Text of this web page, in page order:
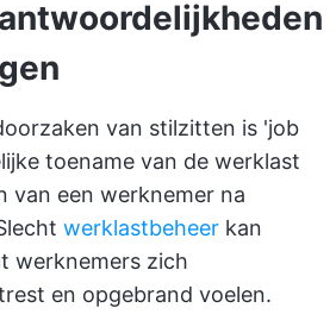
van stilzitten is 'job
toename van de werklast
van een werknemer na
werklastbeheer kan
werknemers zich
en opgebrand voelen.